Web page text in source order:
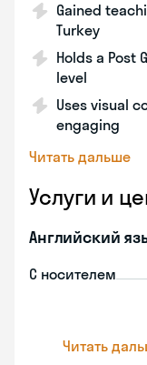
Gained
Turkey
Holds a Post
level
Uses visual
engaging
Читать дальше
Услуги и
Английский
С носителем
Читать